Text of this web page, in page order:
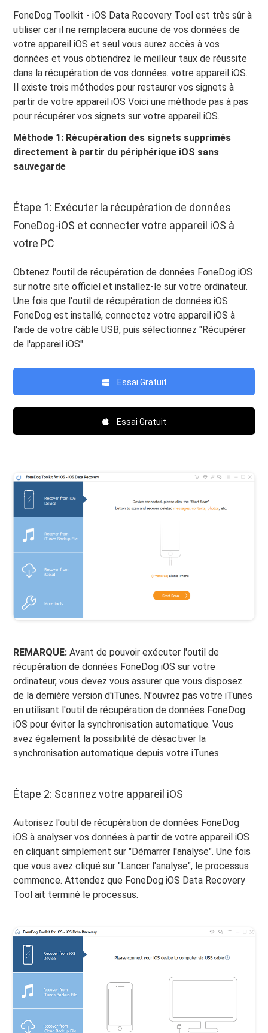
FoneDog Toolkit - iOS Data Recovery Tool est très sûr à
utiliser car il ne remplacera aucune de vos données de
votre appareil iOS et seul vous aurez accès à vos
données et vous obtiendrez le meilleur taux de réussite
dans la récupération de vos données. votre appareil iOS.
Il existe trois méthodes pour restaurer vos signets à
partir de votre appareil iOS Voici une méthode pas à pas
pour récupérer vos signets sur votre appareil iOS.
Méthode 1: Récupération des signets supprimés
directement à partir du périphérique iOS sans
sauvegarde
Étape 1: Exécuter la récupération de données
FoneDog-iOS et connecter votre appareil iOS à
votre PC
Obtenez l'outil de récupération de données FoneDog iOS
sur notre site officiel et installez-le sur votre ordinateur.
Une fois que l'outil de récupération de données iOS
FoneDog est installé, connectez votre appareil iOS à
l'aide de votre câble USB, puis sélectionnez "Récupérer
de l'appareil iOS".
Essai Gratuit
Essai Gratuit
REMARQUE:Avant de pouvoir exécuter l'outil de
récupération de données FoneDog iOS sur votre
ordinateur, vous devez vous assurer que vous disposez
de la dernière version d'iTunes. N'ouvrez pas votre iTunes
en utilisant l'outil de récupération de données FoneDog
iOS pour éviter la synchronisation automatique. Vous
avez également la possibilité de désactiver la
synchronisation automatique depuis votre iTunes.
Étape 2: Scannez votre appareil iOS
Autorisez l'outil de récupération de données FoneDog
iOS à analyser vos données à partir de votre appareil iOS
en cliquant simplement sur "Démarrer l'analyse". Une fois
que vous avez cliqué sur "Lancer l'analyse", le processus
commence. Attendez que FoneDog iOS Data Recovery
Tool ait terminé le processus.